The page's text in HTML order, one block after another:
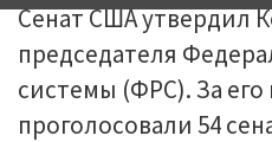
Сенат США утвердил
председателя
системы (ФРС). За его
проголосовали 54